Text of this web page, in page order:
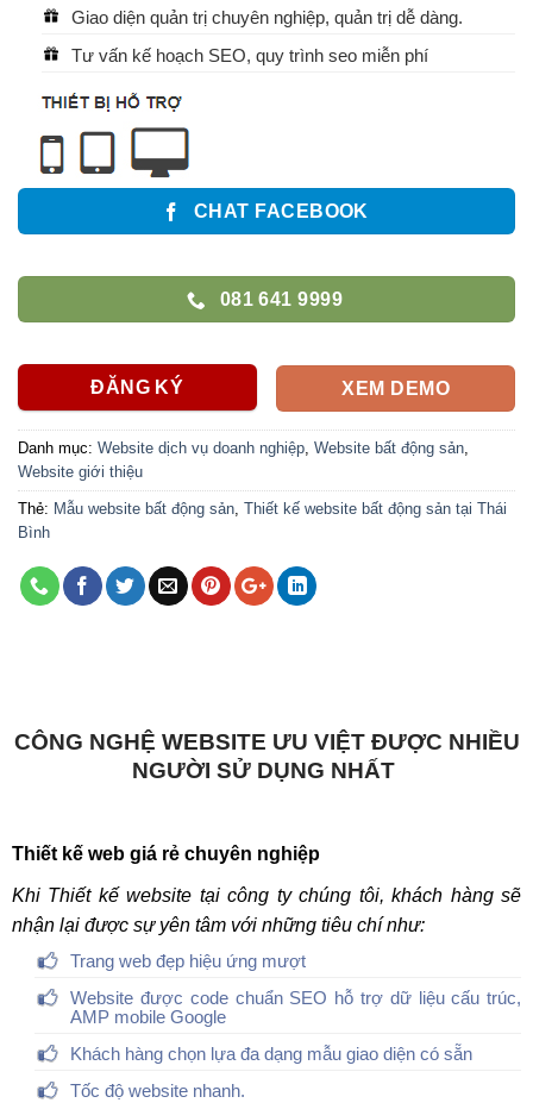
Giao diện quản trị chuyên nghiệp, quản trị dễ dàng.
Tư vấn kế hoạch SEO, quy trình seo miễn phí
CHAT FACEBOOK
081 641 9999
ĐĂNG KÝ XEM DEMO
Danh mục: Website dịch vụ doanh nghiệp Website bất động sản
Website giới thiệu
Thẻ: Mẫu website bất động sản Thiết kế website bất động sản tại Thái
Bình
CÔNG NGHỆ WEBSITE ƯU VIỆT ĐƯỢC NHIỀU
NGƯỜI SỬ DỤNG NHẤT
Thiết kế web giá rẻ chuyên nghiệp
Khi Thiết kế website tại công ty chúng tôi, khách hàng sẽ
nhận lại được sự yên tâm với những tiêu chí như:
Trang web đẹp hiệu ứng mượt
Website được code chuẩn SEO hỗ trợ dữ liệu cấu trúc,
AMP mobile Google
Khách hàng chọn lựa đa dạng mẫu giao diện có sẵn
Tốc độ website nhanh.